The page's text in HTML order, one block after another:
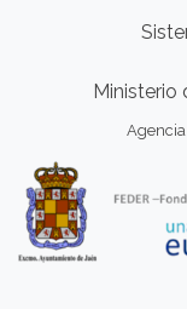
Ministerio